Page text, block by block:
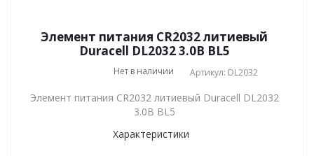
Элемент питания CR2032 литиевый
Duracell DL2032 3.0В BL5
Нет в наличии Артикул: DL2032
Элемент питания CR2032 литиевый Duracell DL2032
3.0В BL5
Характеристики